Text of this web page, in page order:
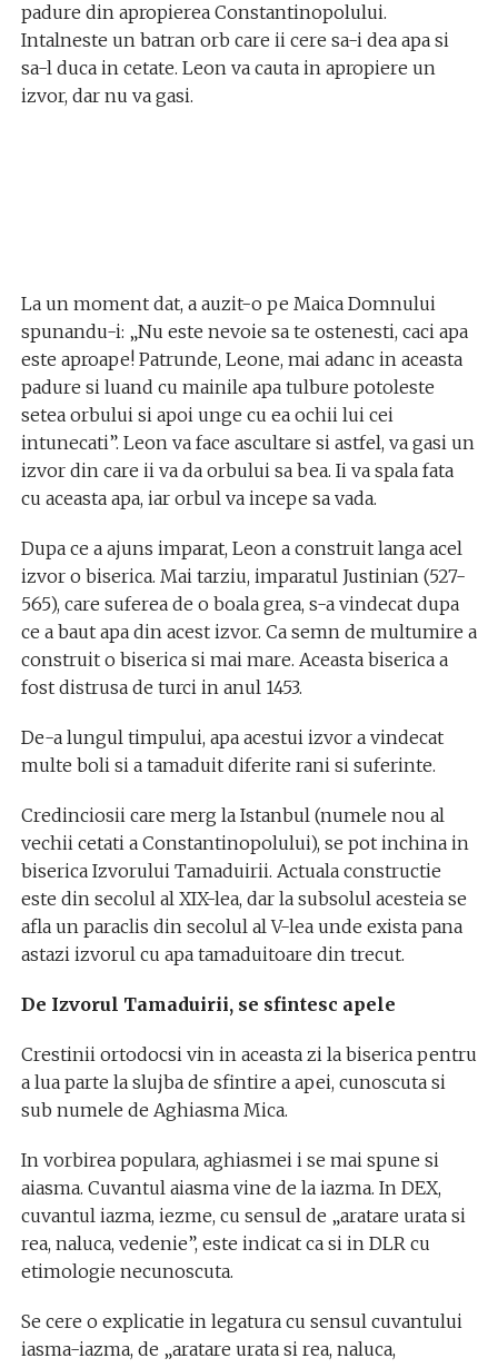
padure din apropierea Constantinopolului.
Intalneste un batran orb care ii cere sa-i dea apa si
sa-l duca in cetate. Leon va cauta in apropiere un
izvor, dar nu va gasi.
La un moment dat, a auzit-o pe Maica Domnului
spunandu-i: „Nu este nevoie sa te ostenesti, caci apa
este aproape! Patrunde, Leone, mai adanc in aceasta
padure si luand cu mainile apa tulbure potoleste
setea orbului si apoi unge cu ea ochii lui cei
intunecati”. Leon va face ascultare si astfel, va gasi un
izvor din care ii va da orbului sa bea. Ii va spala fata
cu aceasta apa, iar orbul va incepe sa vada.
Dupa ce a ajuns imparat, Leon a construit langa acel
izvor o biserica. Mai tarziu, imparatul Justinian (527-
565), care suferea de o boala grea, s-a vindecat dupa
ce a baut apa din acest izvor. Ca semn de multumire a
construit o biserica si mai mare. Aceasta biserica a
fost distrusa de turci in anul 1453.
De-a lungul timpului, apa acestui izvor a vindecat
multe boli si a tamaduit diferite rani si suferinte.
Credinciosii care merg la Istanbul (numele nou al
vechii cetati a Constantinopolului), se pot inchina in
biserica Izvorului Tamaduirii. Actuala constructie
este din secolul al XIX-lea, dar la subsolul acesteia se
afla un paraclis din secolul al V-lea unde exista pana
astazi izvorul cu apa tamaduitoare din trecut.
De Izvorul Tamaduirii, se sfintesc apele
Crestinii ortodocsi vin in aceasta zi la biserica pentru
a lua parte la slujba de sfintire a apei, cunoscuta si
sub numele de Aghiasma Mica.
In vorbirea populara, aghiasmei i se mai spune si
aiasma. Cuvantul aiasma vine de la iazma. In DEX,
cuvantul iazma, iezme, cu sensul de „aratare urata si
rea, naluca, vedenie”, este indicat ca si in DLR cu
etimologie necunoscuta.
Se cere o explicatie in legatura cu sensul cuvantului
iasma-iazma, de „aratare urata si rea, naluca,